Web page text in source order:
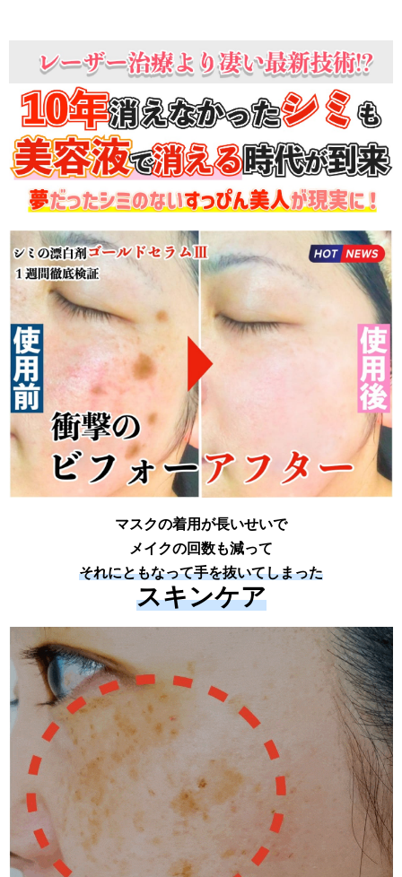
マスクの着用が長いせいで
メイクの回数も減って
それにともなって手を抜いてしまった
スキンケア